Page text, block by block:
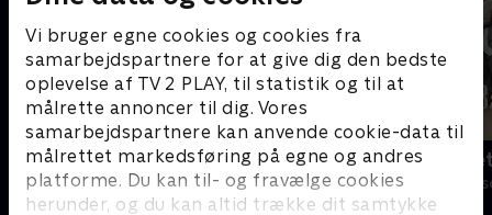
Vi bruger egne cookies og cookies fra
samarbejdspartnere for at give dig den bedste
oplevelse af TV 2 PLAY, til statistik og til at
målrette annoncer til dig. Vores
samarbejdspartnere kan anvende cookie-data til
målrettet markedsføring på egne og andres
platforme. Du kan til- og fravælge cookies
herunder, og du kan altid trække dit samtykke
Klovn
Komedie • 11 sæsoner Drama • 10